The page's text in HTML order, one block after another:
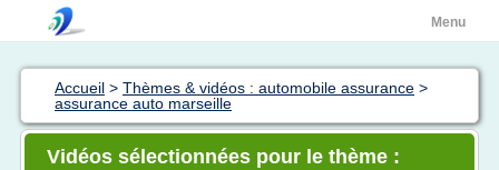
Menu
Accueil > Thèmes & vidéos : automobile assurance >
assurance auto marseille
Vidéos sélectionnées pour le thème :